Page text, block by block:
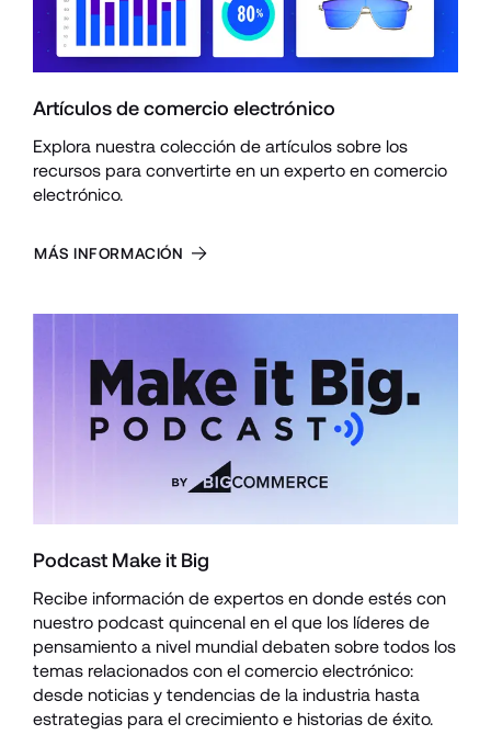
Artículos de comercio electrónico
Explora nuestra colección de artículos sobre los
recursos para convertirte en un experto en comercio
electrónico.
MÁS INFORMACIÓN
Podcast Make it Big
Recibe información de expertos en donde estés con
nuestro podcast quincenal en el que los líderes de
pensamiento a nivel mundial debaten sobre todos los
temas relacionados con el comercio electrónico:
desde noticias y tendencias de la industria hasta
estrategias para el crecimiento e historias de éxito.